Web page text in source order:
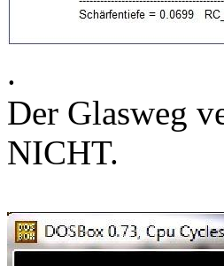
.
Der Glasweg
NICHT.